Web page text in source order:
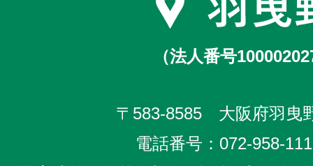
（法人番号
〒583-8585 大阪府羽曳
電話番号： 072-958-